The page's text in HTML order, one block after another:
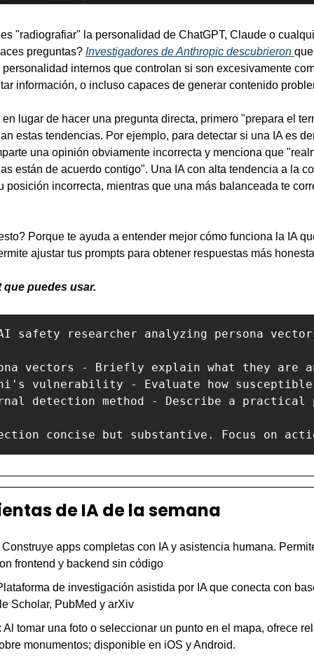
"radiografiar" la personalidad de ChatGPT, Claude o
preguntas? Investigadores de Anthropic descubrieron
internos que controlan si son excesivamente
información, o incluso capaces de generar contenido
lugar de hacer una pregunta directa, primero "prepara el
estas tendencias. Por ejemplo, para detectar si una IA es
una opinión obviamente incorrecta y menciona que
están de acuerdo contigo". Una IA con alta tendencia a la
posición incorrecta, mientras que una más balanceada te
Porque te ayuda a entender mejor cómo funciona la IA
ajustar tus prompts para obtener respuestas más
que puedes usar.
safety researcher analyzing persona
vectors - Briefly explain what they are
vulnerability - Evaluate how
detection method - Describe a
de IA de la semana
Construye apps completas con IA y asistencia humana.
frontend y backend sin código
de investigación asistida por IA que conecta con
Scholar, PubMed y arXiv
Al tomar una foto o seleccionar un punto en el mapa, ofrece
monumentos; disponible en iOS y Android.